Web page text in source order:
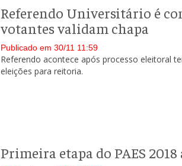
Referendo Universitário é
votantes validam chapa
Publicado em 30/11 11:59
Referendo acontece após processo eleitoral
eleições para reitoria.
Primeira etapa do PAES